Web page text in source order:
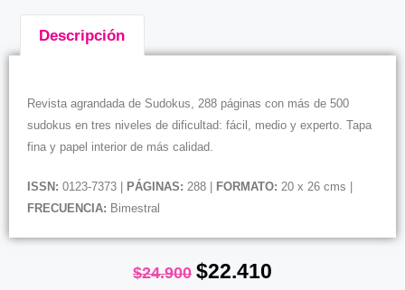
Descripción
Revista agrandada de Sudokus, 288 páginas con más de 500
sudokus en tres niveles de dificultad: fácil, medio y experto. Tapa
fina y papel interior de más calidad.
ISSN: 0123-7373 | PÁGINAS: 288 | FORMATO: 20 x 26 cms |
FRECUENCIA: Bimestral
$24.900 $22.410